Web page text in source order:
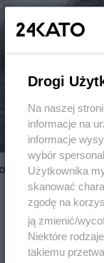
w
REKLAMA
Drogi
Na naszej
informacje na
informacje
wybór
Użytkownika
skanować
zgodę na
ją zmienić/
Niektóre
takiemu